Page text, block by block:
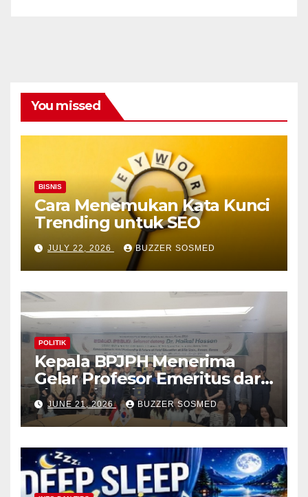
You missed
BISNIS
Cara Menemukan Kata Kunci
Trending untuk SEO
JULY 22, 2026 BUZZER SOSMED
POLITIK
Kepala BPJPH Menerima
Gelar Profesor Emeritus dari
Silla University, Busan Korsel
JUNE 21, 2026 BUZZER SOSMED